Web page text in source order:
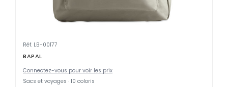
Réf. LB-00177
BAPAL
Connectez-vous pour voir les prix
Sacs et voyages · 10 coloris